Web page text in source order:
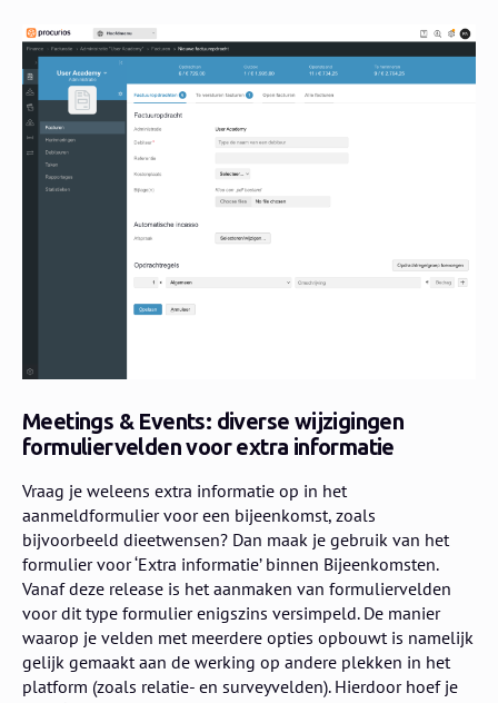
Meetings & Events: diverse wijzigingen
formuliervelden voor extra informatie
Vraag je weleens extra informatie op in het
aanmeldformulier voor een bijeenkomst, zoals
bijvoorbeeld dieetwensen? Dan maak je gebruik van het
formulier voor ‘Extra informatie’ binnen Bijeenkomsten.
Vanaf deze release is het aanmaken van formuliervelden
voor dit type formulier enigszins versimpeld. De manier
waarop je velden met meerdere opties opbouwt is namelijk
gelijk gemaakt aan de werking op andere plekken in het
platform (zoals relatie- en surveyvelden). Hierdoor hoef je